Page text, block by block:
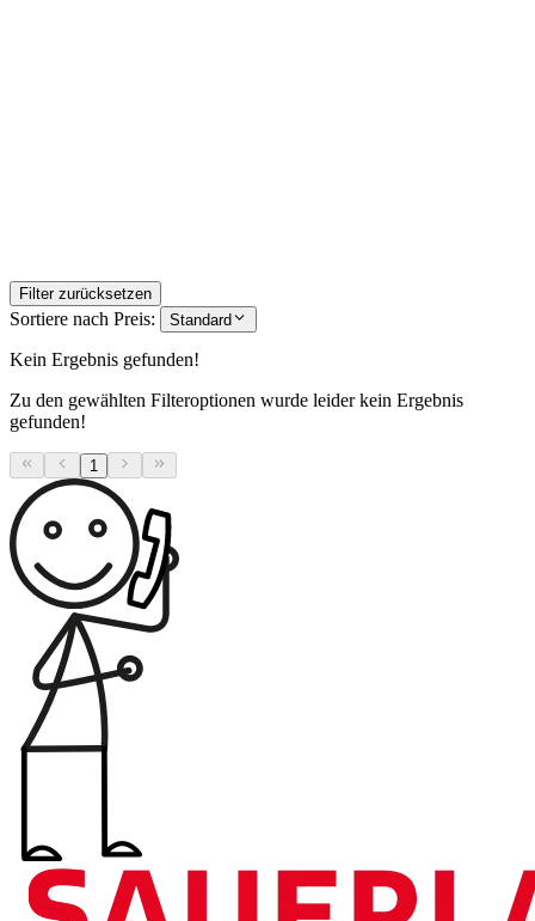
Filter zurücksetzen
Sortiere nach Preis: Standard
Kein Ergebnis gefunden!
Zu den gewählten Filteroptionen wurde leider kein Ergebnis
gefunden!
1